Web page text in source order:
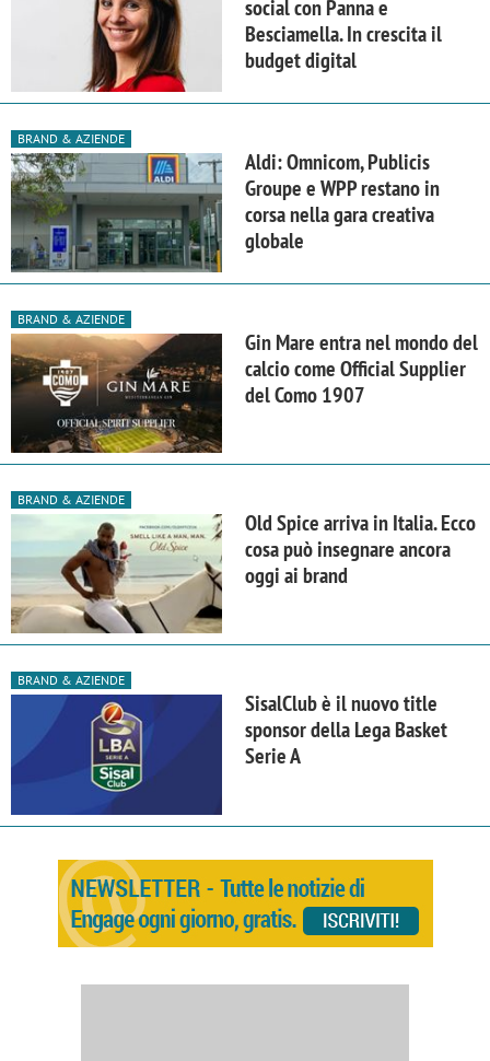
social con Panna e
Besciamella. In crescita il
budget digital
BRAND & AZIENDE
Aldi: Omnicom, Publicis
Groupe e WPP restano in
corsa nella gara creativa
globale
BRAND & AZIENDE
Gin Mare entra nel mondo del
calcio come Official Supplier
del Como 1907
BRAND & AZIENDE
Old Spice arriva in Italia. Ecco
cosa può insegnare ancora
oggi ai brand
BRAND & AZIENDE
SisalClub è il nuovo title
sponsor della Lega Basket
Serie A